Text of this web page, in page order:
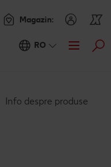
Magazin:
RO
Info despre produse